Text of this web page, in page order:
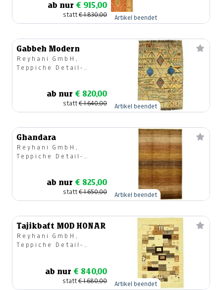
ab nur € 915,00
statt€ 1.830,00 Artikel beendet
Gabbeh Modern
Reyhani GmbH,
Teppiche Detail-
ab nur € 820,00
statt€ 1.640,00 Artikel beendet
Ghandara
Reyhani GmbH,
Teppiche Detail-
ab nur € 825,00
statt€ 1.650,00 Artikel beendet
Tajikbaft MOD HONAR
Reyhani GmbH,
Teppiche Detail-
ab nur € 840,00
statt€ 1.680,00 Artikel beendet